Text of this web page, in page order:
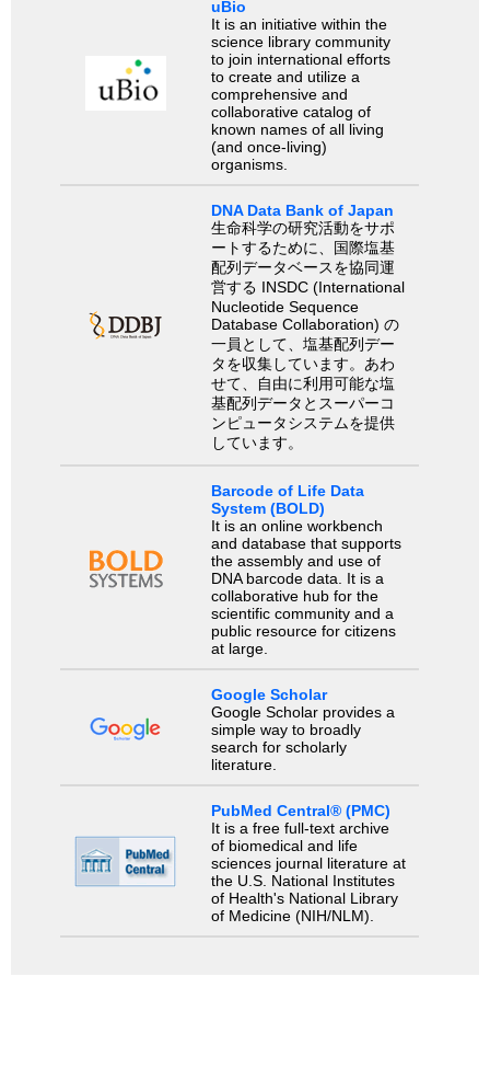
uBio
It is an initiative within the
science library community
to join international efforts
to create and utilize a
comprehensive and
collaborative catalog of
known names of all living
(and once-living)
organisms.
DNA Data Bank of Japan
生命科学の研究活動をサポ
ートするために、国際塩基
配列データベースを協同運
営する INSDC (International
Nucleotide Sequence
Database Collaboration) の
一員として、塩基配列デー
タを収集しています。あわ
せて、自由に利用可能な塩
基配列データとスーパーコ
ンピュータシステムを提供
しています。
Barcode of Life Data
System (BOLD)
It is an online workbench
and database that supports
the assembly and use of
DNA barcode data. It is a
collaborative hub for the
scientific community and a
public resource for citizens
at large.
Google Scholar
Google Scholar provides a
simple way to broadly
search for scholarly
literature.
PubMed Central® (PMC)
It is a free full-text archive
of biomedical and life
sciences journal literature at
the U.S. National Institutes
of Health's National Library
of Medicine (NIH/NLM).